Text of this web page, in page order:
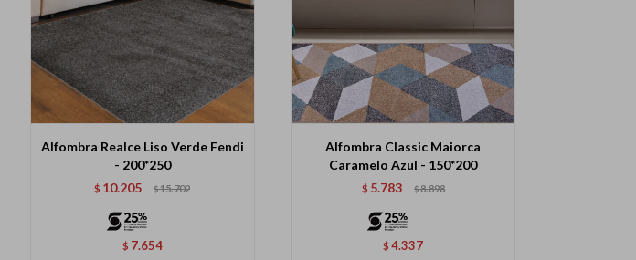
Alfombra Realce Liso Verde Fendi
- 200*250
$ 10.205 $15.702
$ 7.654
Alfombra Classic Maiorca
Caramelo Azul - 150*200
$ 5.783 $8.898
$ 4.337